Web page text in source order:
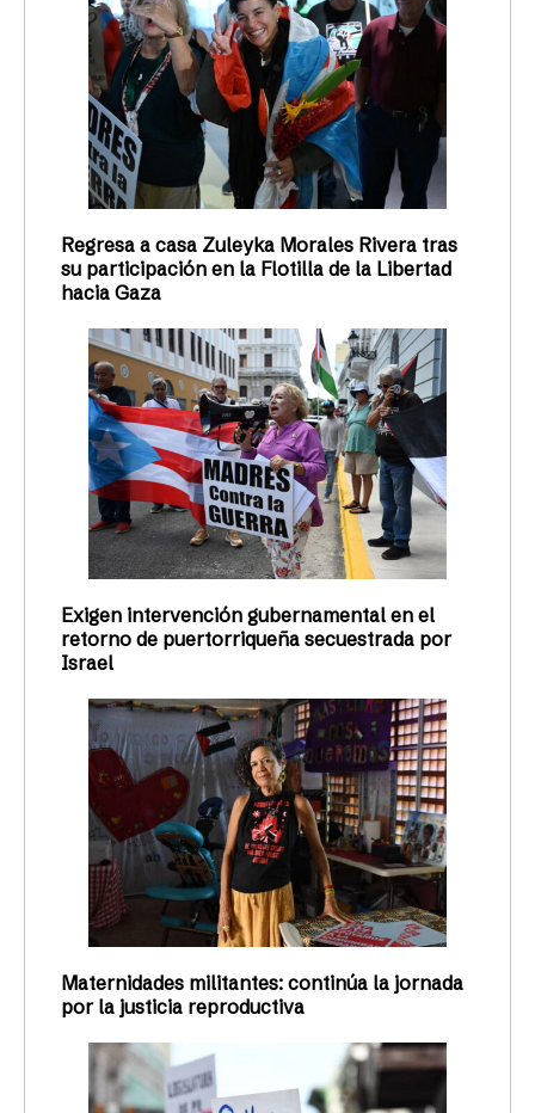
Regresa a casa Zuleyka Morales Rivera tras
su participación en la Flotilla de la Libertad
hacia Gaza
Exigen intervención gubernamental en el
retorno de puertorriqueña secuestrada por
Israel
Maternidades militantes: continúa la jornada
por la justicia reproductiva